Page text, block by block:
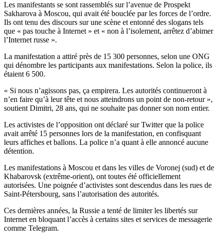
Les manifestants se sont rassemblés sur l’avenue de Prospekt
Sakharova à Moscou, qui avait été bouclée par les forces de l’ordre.
Ils ont tenu des discours sur une scène et entonné des slogans tels
que « pas touche à Internet » et « non à l’isolement, arrêtez d’abimer
l’Internet russe ».
La manifestation a attiré près de 15 300 personnes, selon une ONG
qui dénombre les participants aux manifestations. Selon la police, ils
étaient 6 500.
« Si nous n’agissons pas, ça empirera. Les autorités continueront à
n’en faire qu’à leur tête et nous atteindrons un point de non-retour »,
soutient Dimitri, 28 ans, qui ne souhaite pas donner son nom entier.
Les activistes de l’opposition ont déclaré sur Twitter que la police
avait arrêté 15 personnes lors de la manifestation, en confisquant
leurs affiches et ballons. La police n’a quant à elle annoncé aucune
détention.
Les manifestations à Moscou et dans les villes de Voronej (sud) et de
Khabarovsk (extrême-orient), ont toutes été officiellement
autorisées. Une poignée d’activistes sont descendus dans les rues de
Saint-Pétersbourg, sans l’autorisation des autorités.
Ces dernières années, la Russie a tenté de limiter les libertés sur
Internet en bloquant l’accès à certains sites et services de messagerie
comme Telegram.